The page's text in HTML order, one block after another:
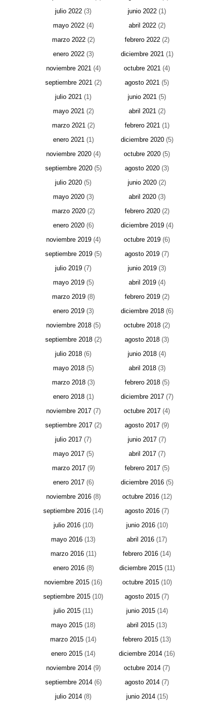
julio 2022 (3) junio 2022 (1)
mayo 2022(4) abril 2022(2)
marzo 2022(2) febrero 2022(2)
enero 2022(3) diciembre 2021(1)
noviembre 2021(4) octubre 2021 (4)
septiembre 2021(2) agosto 2021 (5)
julio 2021 (1) junio 2021 (5)
mayo 2021(2) abril 2021(2)
marzo 2021(2) febrero 2021(1)
enero 2021(1) diciembre 2020(5)
noviembre 2020(4) octubre 2020 (5)
septiembre 2020(5) agosto 2020 (3)
julio 2020 (5) junio 2020 (2)
mayo 2020(3) abril 2020(3)
marzo 2020(2) febrero 2020(2)
enero 2020(6) diciembre 2019(4)
noviembre 2019(4) octubre 2019 (6)
septiembre 2019(5) agosto 2019 (7)
julio 2019 (7) junio 2019 (3)
mayo 2019(5) abril 2019(4)
marzo 2019(8) febrero 2019(2)
enero 2019(3) diciembre 2018(6)
noviembre 2018(5) octubre 2018 (2)
septiembre 2018(2) agosto 2018 (3)
julio 2018 (6) junio 2018 (4)
mayo 2018(5) abril 2018(3)
marzo 2018(3) febrero 2018(5)
enero 2018(1) diciembre 2017(7)
noviembre 2017(7) octubre 2017 (4)
septiembre 2017(2) agosto 2017 (9)
julio 2017 (7) junio 2017 (7)
mayo 2017(5) abril 2017(7)
marzo 2017(9) febrero 2017(5)
enero 2017(6) diciembre 2016(5)
noviembre 2016(8) octubre 2016(12)
septiembre 2016 (14) agosto 2016 (7)
julio 2016(10) junio 2016(10)
mayo 2016 (13) abril 2016 (17)
marzo 2016(11) febrero 2016 (14)
enero 2016(8) diciembre 2015(11)
noviembre 2015 (16) octubre 2015(10)
septiembre 2015 (10) agosto 2015 (7)
julio 2015 (11) junio 2015(14)
mayo 2015 (18) abril 2015 (13)
marzo 2015 (14) febrero 2015 (13)
enero 2015 (14) diciembre 2014 (16)
noviembre 2014(9) octubre 2014 (7)
septiembre 2014(6) agosto 2014 (7)
julio 2014 (8) junio 2014(15)